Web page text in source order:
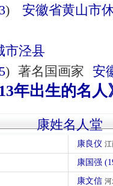
) 安徽省黄山市
市泾县
) 著名国画家 安
年出生的名人
康姓名人堂
康良仪
康国强
康文信